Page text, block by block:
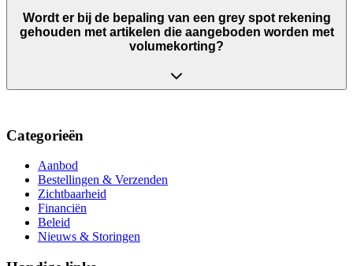
Wordt er bij de bepaling van een grey spot rekening
gehouden met artikelen die aangeboden worden met
volumekorting?
Categorieën
Aanbod
Bestellingen & Verzenden
Zichtbaarheid
Financiën
Beleid
Nieuws & Storingen